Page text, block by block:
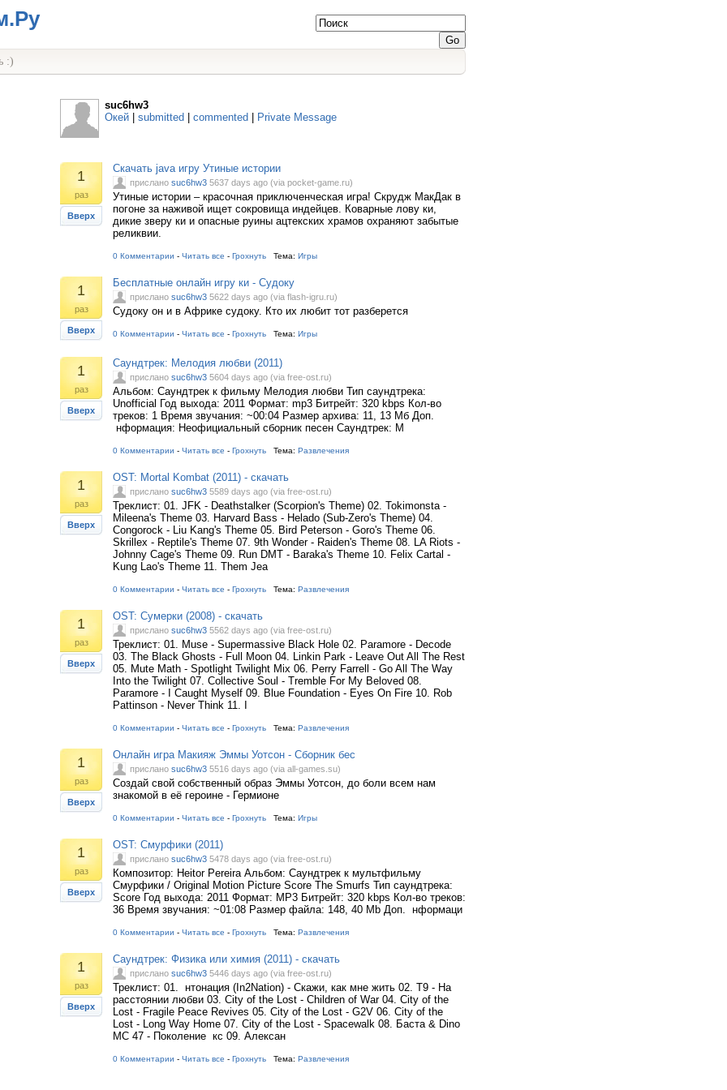
:)
suc6hw3
Окей
submitted commented Private Message
1
раз
Вверх
Скачать java игру Утиные истории
прислано suc6hw3 5637 days ago (via pocket-game.ru)
Утиные истории – красочная приключенческая игра! Скрудж МакДак в
погоне за наживой ищет сокровища индейцев. Коварные лову ки,
дикие зверу ки и опасные руины ацтекских храмов охраняют забытые
реликвии.
0 Комментарии - Читать все - Грохнуть Тема: Игры
1
раз
Вверх
Бесплатные онлайн игру ки - Судоку
прислано suc6hw3 5622 days ago (via flash-igru.ru)
Судоку он и в Африке судоку. Кто их любит тот разберется
0 Комментарии - Читать все - Грохнуть Тема: Игры
1
раз
Вверх
Саундтрек: Мелодия любви (2011)
прислано suc6hw3 5604 days ago (via free-ost.ru)
Альбом: Саундтрек к фильму Мелодия любви Тип саундтрека:
Unofficial Год выхода: 2011 Формат: mp3 Битрейт: 320 kbps Кол-во
треков: 1 Время звучания: ~00:04 Размер архива: 11, 13 Мб Доп.
нформация: Неофициальный сборник песен Саундтрек: М
0 Комментарии - Читать все - Грохнуть Тема: Развлечения
1
раз
Вверх
OST: Mortal Kombat (2011) - скачать
прислано suc6hw3 5589 days ago (via free-ost.ru)
Треклист: 01. JFK - Deathstalker (Scorpion's Theme) 02. Tokimonsta -
Mileena's Theme 03. Harvard Bass - Helado (Sub-Zero's Theme) 04.
Congorock - Liu Kang's Theme 05. Bird Peterson - Goro's Theme 06.
Skrillex - Reptile's Theme 07. 9th Wonder - Raiden's Theme 08. LA Riots -
Johnny Cage's Theme 09. Run DMT - Baraka's Theme 10. Felix Cartal -
Kung Lao's Theme 11. Them Jea
0 Комментарии - Читать все - Грохнуть Тема: Развлечения
1
раз
Вверх
OST: Сумерки (2008) - скачать
прислано suc6hw3 5562 days ago (via free-ost.ru)
Треклист: 01. Muse - Supermassive Black Hole 02. Paramore - Decode
03. The Black Ghosts - Full Moon 04. Linkin Park - Leave Out All The Rest
05. Mute Math - Spotlight Twilight Mix 06. Perry Farrell - Go All The Way
Into the Twilight 07. Collective Soul - Tremble For My Beloved 08.
Paramore - I Caught Myself 09. Blue Foundation - Eyes On Fire 10. Rob
Pattinson - Never Think 11. I
0 Комментарии - Читать все - Грохнуть Тема: Развлечения
1
раз
Вверх
Онлайн игра Макияж Эммы Уотсон - Сборник бес
прислано suc6hw3 5516 days ago (via all-games.su)
Создай свой собственный образ Эммы Уотсон, до боли всем нам
знакомой в её героине - Гермионе
0 Комментарии - Читать все - Грохнуть Тема: Игры
1
раз
Вверх
OST: Смурфики (2011)
прислано suc6hw3 5478 days ago (via free-ost.ru)
Композитор: Heitor Pereira Альбом: Саундтрек к мультфильму
Смурфики / Original Motion Picture Score The Smurfs Тип саундтрека:
Score Год выхода: 2011 Формат: MP3 Битрейт: 320 kbps Кол-во треков:
36 Время звучания: ~01:08 Размер файла: 148, 40 Мb Доп. нформаци
0 Комментарии - Читать все - Грохнуть Тема: Развлечения
1
раз
Вверх
Саундтрек: Физика или химия (2011) - скачать
прислано suc6hw3 5446 days ago (via free-ost.ru)
Треклист: 01. нтонация (In2Nation) - Скажи, как мне жить 02. T9 - На
расстоянии любви 03. City of the Lost - Children of War 04. City of the
Lost - Fragile Peace Revives 05. City of the Lost - G2V 06. City of the
Lost - Long Way Home 07. City of the Lost - Spacewalk 08. Баста & Dino
MC 47 - Поколение кс 09. Алексан
0 Комментарии - Читать все - Грохнуть Тема: Развлечения